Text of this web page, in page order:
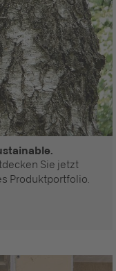
Sie jetzt
Produktportfolio.